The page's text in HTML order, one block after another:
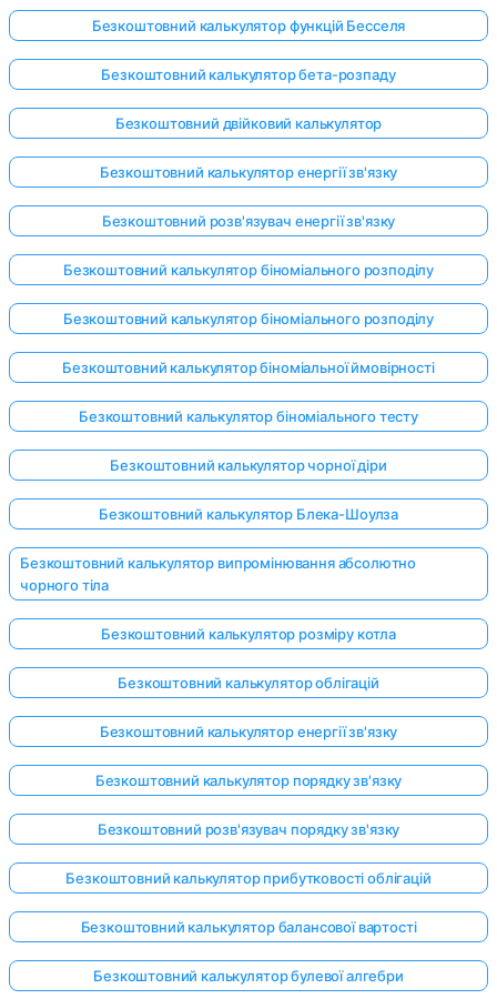
Безкоштовний калькулятор функцій Бесселя
Безкоштовний калькулятор бета-розпаду
Безкоштовний двійковий калькулятор
Безкоштовний калькулятор енергії зв'язку
Безкоштовний розв'язувач енергії зв'язку
Безкоштовний калькулятор біноміального розподілу
Безкоштовний калькулятор біноміального розподілу
Безкоштовний калькулятор біноміальної ймовірності
Безкоштовний калькулятор біноміального тесту
Безкоштовний калькулятор чорної діри
Безкоштовний калькулятор Блека-Шоулза
Безкоштовний калькулятор випромінювання абсолютно
чорного тіла
Безкоштовний калькулятор розміру котла
Безкоштовний калькулятор облігацій
Безкоштовний калькулятор енергії зв'язку
Безкоштовний калькулятор порядку зв'язку
Безкоштовний розв'язувач порядку зв'язку
Безкоштовний калькулятор прибутковості облігацій
Безкоштовний калькулятор балансової вартості
Безкоштовний калькулятор булевої алгебри